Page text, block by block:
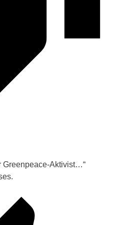
Greenpeace-Aktivist…“